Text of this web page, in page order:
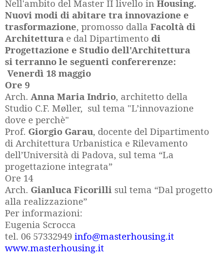
Nell'ambito del Master II livello in Housing.
Nuovi modi di abitare tra innovazione e
trasformazione, promosso dalla Facoltà di
Architettura e dal Dipartimento di
Progettazione e Studio dell'Architettura
si terranno le seguenti confererenze:
Venerdì 18 maggio
Ore 9
Arch. Anna Maria Indrio, architetto della
Studio C.F. Møller, sul tema "L’innovazione
dove e perchè"
Prof. Giorgio Garau, docente del Dipartimento
di Architettura Urbanistica e Rilevamento
dell’Università di Padova, sul tema “La
progettazione integrata”
Ore 14
Arch. Gianluca Ficorilli sul tema “Dal progetto
alla realizzazione”
Per informazioni:
Eugenia Scrocca
tel. 06 57332949 info@masterhousing.it
www.masterhousing.it